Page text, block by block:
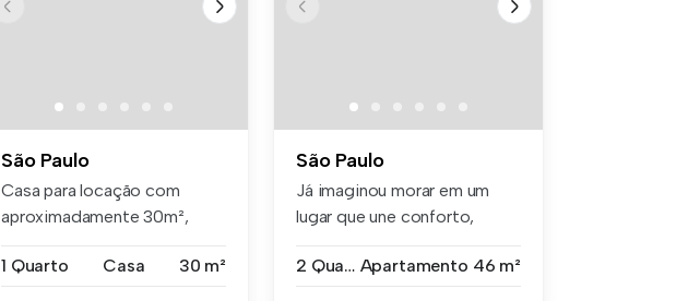
São Paulo
Casa para locação com
aproximadamente 30m²,
1 Quarto
Casa 30 m²
São Paulo
Já imaginou morar em um
lugar que une conforto,
2 Quartos Apartamento 46 m²